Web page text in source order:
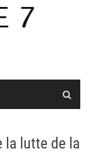
la lutte de la